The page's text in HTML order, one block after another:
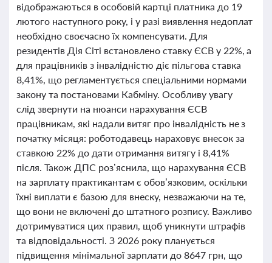
відображаються в особовій картці платника до 19
лютого наступного року, і у разі виявлення недоплат
необхідно своєчасно їх компенсувати. Для
резидентів Дія Сіті встановлено ставку ЄСВ у 22%, а
для працівників з інвалідністю діє пільгова ставка
8,41%, що регламентується спеціальними нормами
закону та постановами Кабміну. Особливу увагу
слід звернути на нюанси нарахування ЄСВ
працівникам, які надали витяг про інвалідність не з
початку місяця: роботодавець нараховує внесок за
ставкою 22% до дати отримання витягу і 8,41%
після. Також ДПС роз’яснила, що нарахування ЄСВ
на зарплату практикантам є обов’язковим, оскільки
їхні виплати є базою для внеску, незважаючи на те,
що вони не включені до штатного розпису. Важливо
дотримуватися цих правил, щоб уникнути штрафів
та відповідальності. З 2026 року планується
підвищення мінімальної зарплати до 8647 грн, що